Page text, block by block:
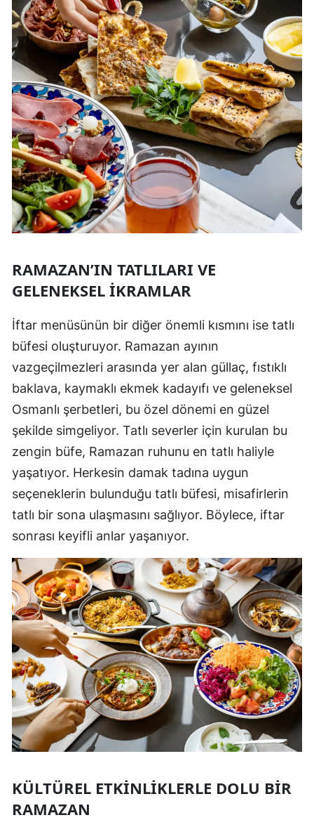
RAMAZAN’IN TATLILARI VE
GELENEKSEL İKRAMLAR
İftar menüsünün bir diğer önemli kısmını ise tatlı
büfesi oluşturuyor. Ramazan ayının
vazgeçilmezleri arasında yer alan güllaç, fıstıklı
baklava, kaymaklı ekmek kadayıfı ve geleneksel
Osmanlı şerbetleri, bu özel dönemi en güzel
şekilde simgeliyor. Tatlı severler için kurulan bu
zengin büfe, Ramazan ruhunu en tatlı haliyle
yaşatıyor. Herkesin damak tadına uygun
seçeneklerin bulunduğu tatlı büfesi, misafirlerin
tatlı bir sona ulaşmasını sağlıyor. Böylece, iftar
sonrası keyifli anlar yaşanıyor.
KÜLTÜREL ETKINLIKLERLE DOLU BIR
RAMAZAN